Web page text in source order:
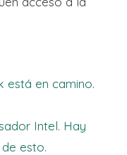
está en camino.
Intel. Hay
esto.